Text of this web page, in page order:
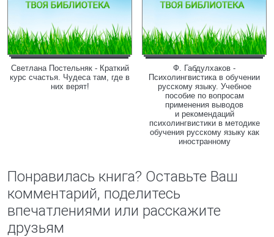
Светлана Постельняк - Краткий
курс счастья. Чудеса там, где в
них верят!
Ф. Габдулхаков -
Психолингвистика в обучении
русскому языку. Учебное
пособие по вопросам
применения выводов
и рекомендаций
психолингвистики в методике
обучения русскому языку как
иностранному
Понравилась книга? Оставьте Ваш
комментарий, поделитесь
впечатлениями или расскажите
друзьям